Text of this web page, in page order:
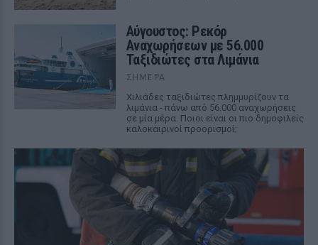
Αύγουστος: Ρεκόρ
Αναχωρήσεων με 56.000
Ταξιδιώτες στα Λιμάνια
ΣΉΜΕΡΑ
Χιλιάδες ταξιδιώτες πλημμυρίζουν τα
λιμάνια - πάνω από 56.000 αναχωρήσεις
σε μία μέρα. Ποιοι είναι οι πιο δημοφιλείς
καλοκαιρινοί προορισμοί;